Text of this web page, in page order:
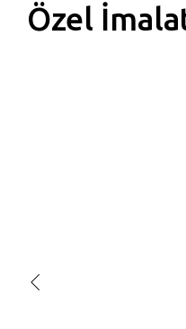
Özel